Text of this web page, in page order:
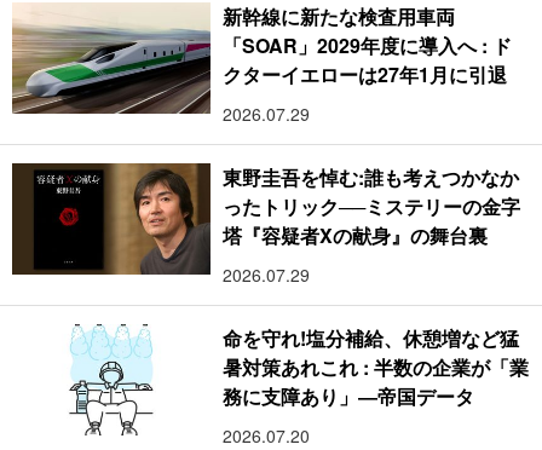
新幹線に新たな検査用車両
「SOAR」2029年度に導入へ : ド
クターイエローは27年1月に引退
2026.07.29
東野圭吾を悼む:誰も考えつかなか
ったトリック──ミステリーの金字
塔『容疑者Xの献身』の舞台裏
2026.07.29
命を守れ!塩分補給、休憩増など猛
暑対策あれこれ : 半数の企業が「業
務に支障あり」―帝国データ
2026.07.20